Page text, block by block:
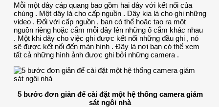
Mỗi một dây cáp quang bao gồm hai dây với kết nối của
chúng . Một dây là cho cấp nguồn . Dây kia là cho ghi những
video . Đối với cấp nguồn , bạn có thể hoặc tạo ra một
nguồn riêng hoặc cắm mỗi dây lên những ổ cắm khác nhau
. Một khi dây cho việc ghi được kết nối những đầu ghi , nó
sẽ được kết nối đến màn hình . Đây là nơi bạn có thể xem
tất cả những hình ảnh được ghi bởi những camera .
5 bước đơn giản để cài đặt một hệ thống camera giám
sát ngôi nhà